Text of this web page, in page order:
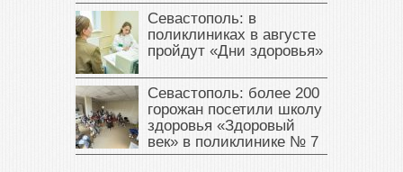
Севастополь: в
поликлиниках в августе
пройдут «Дни здоровья»
Севастополь: более 200
горожан посетили школу
здоровья «Здоровый
век» в поликлинике № 7